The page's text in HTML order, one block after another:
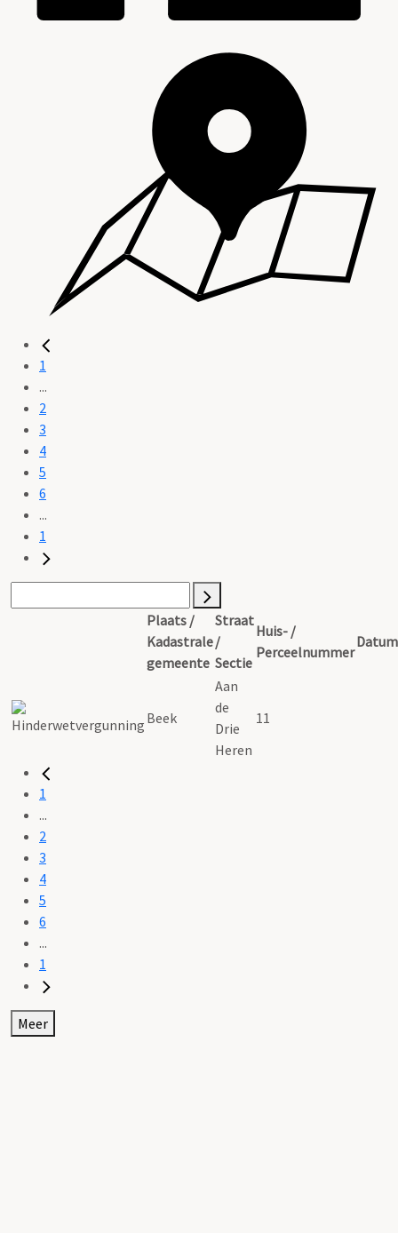
1
...
2
3
4
5
6
...
1
Plaats /
Kadastrale
gemeente
Straat
/
Sectie
Huis- /
Perceelnummer
Datum
Beek
Aan
de
Drie
Heren
11
1
...
2
3
4
5
6
...
1
Meer